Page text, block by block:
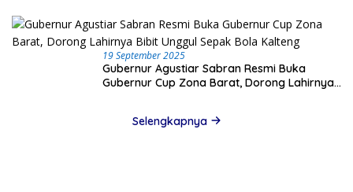
19 September 2025
Gubernur Agustiar Sabran Resmi Buka
Gubernur Cup Zona Barat, Dorong Lahirnya
Selengkapnya